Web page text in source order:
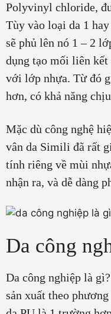
Polyvinyl chloride,
Tùy vào loại da 1
sẽ phủ lên nó 1 – 2
dụng tạo mối liên
với lớp nhựa. Từ đó
hơn, có khả năng
Mặc dù công nghệ
vân da Simili đã rất
tính riêng về mùi
nhận ra, và dễ dàng
Da công
Da công nghiệp là
sản xuất theo